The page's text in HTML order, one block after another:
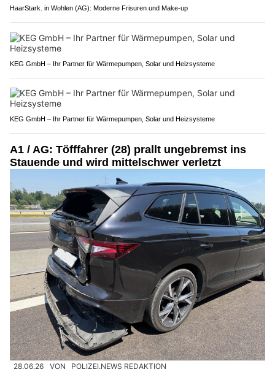
HaarStark. in Wohlen (AG): Moderne Frisuren und Make-up
KEG GmbH – Ihr Partner für Wärmepumpen, Solar und Heizsysteme
KEG GmbH – Ihr Partner für Wärmepumpen, Solar und Heizsysteme
A1 / AG: Töfffahrer (28) prallt ungebremst ins
Stauende und wird mittelschwer verletzt
28.06.26 VON POLIZEI.NEWS REDAKTION